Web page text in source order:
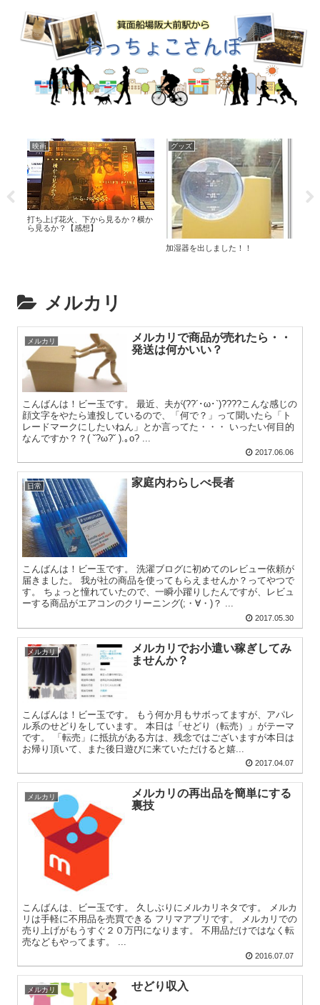
映画
打ち上げ花火、下から見るか？横か
ら見るか？【感想】
グッズ
加湿器を出しました！！
メルカリ
メルカリ
メルカリで商品が売れたら・・
発送は何かいい？
こんばんは！ビー玉です。 最近、夫が(??´･ω･`)????こんな感じの
顔文字をやたら連投しているので、「何で？」って聞いたら「ト
レードマークにしたいねん」とか言ってた・・・ いったい何目的
なんですか？？( ˘?ω?˘ ).｡o? ...
2017.06.06
日常 家庭内わらしべ長者
こんばんは！ビー玉です。 洗濯ブログに初めてのレビュー依頼が
届きました。 我が社の商品を使ってもらえませんか？ってやつで
す。 ちょっと憧れていたので、一瞬小躍りしたんですが、レビュ
ーする商品がエアコンのクリーニング(;・∀・)？ ...
2017.05.30
メルカリ
メルカリでお小遣い稼ぎしてみ
ませんか？
こんばんは！ビー玉です。 もう何か月もサボってますが、アパレ
ル系のせどりをしています。 本日は「せどり（転売）」がテーマ
です。 「転売」に抵抗がある方は、残念ではございますが本日は
お帰り頂いて、また後日遊びに来ていただけると嬉...
2017.04.07
メルカリ
メルカリの再出品を簡単にする
裏技
こんばんは、ビー玉です。 久しぶりにメルカリネタです。 メルカ
リは手軽に不用品を売買できる フリマアプリです。 メルカリでの
売り上げがもうすぐ２０万円になります。 不用品だけではなく転
売などもやってます。 ...
2016.07.07
メルカリ せどり収入